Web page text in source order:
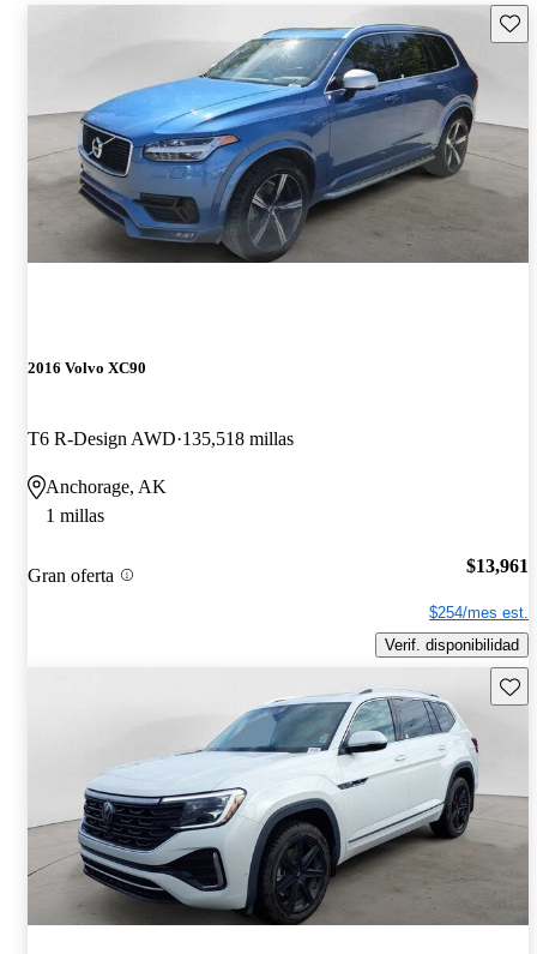
2016 Volvo XC90
T6 R-Design AWD 135,518 millas
Anchorage, AK
1 millas
Gran oferta $13,961
$254/mes est.
Verif. disponibilidad